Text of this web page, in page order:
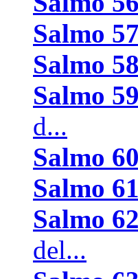
Salmo
Salmo
Salmo
d...
Salmo
Salmo
Salmo
del...